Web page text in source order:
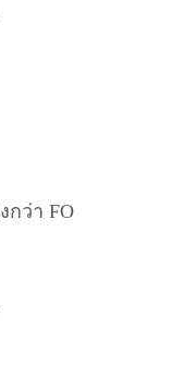
กว่า FO